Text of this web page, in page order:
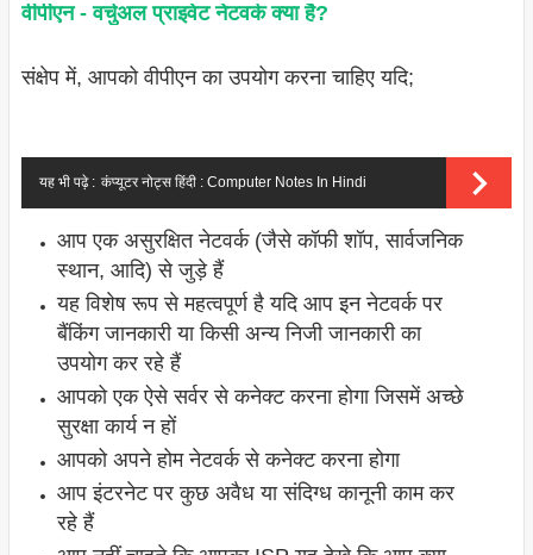
वीपीएन - वर्चुअल प्राइवेट नेटवर्क क्या है?
संक्षेप में, आपको वीपीएन का उपयोग करना चाहिए यदि;
यह भी पढ़े : कंप्यूटर नोट्स हिंदी : Computer Notes In Hindi
आप एक असुरक्षित नेटवर्क (जैसे कॉफी शॉप, सार्वजनिक
स्थान, आदि) से जुड़े हैं
यह विशेष रूप से महत्वपूर्ण है यदि आप इन नेटवर्क पर
बैंकिंग जानकारी या किसी अन्य निजी जानकारी का
उपयोग कर रहे हैं
आपको एक ऐसे सर्वर से कनेक्ट करना होगा जिसमें अच्छे
सुरक्षा कार्य न हों
आपको अपने होम नेटवर्क से कनेक्ट करना होगा
आप इंटरनेट पर कुछ अवैध या संदिग्ध कानूनी काम कर
रहे हैं